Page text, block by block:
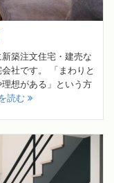
築注文住宅・建売な
社です。 「まわりと
想がある」という方
読む